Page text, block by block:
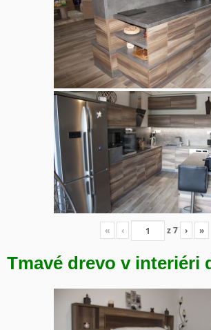
« ‹ z7 › »
Tmavé drevo v interiéri